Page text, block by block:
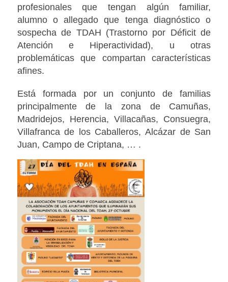
profesionales que tengan algún familiar,
alumno o allegado que tenga diagnóstico o
sospecha de TDAH (Trastorno por Déficit de
Atención e Hiperactividad), u otras
problemáticas que compartan características
afines.
Está formada por un conjunto de familias
principalmente de la zona de Camuñas,
Madridejos, Herencia, Villacañas, Consuegra,
Villafranca de los Caballeros, Alcázar de San
Juan, Campo de Criptana, … .